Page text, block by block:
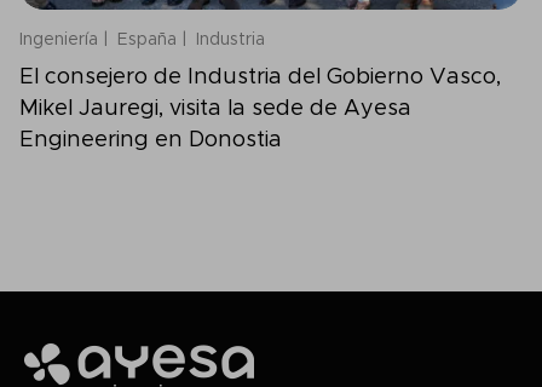
Ingeniería España Industria
El consejero de Industria del Gobierno Vasco,
Mikel Jauregi, visita la sede de Ayesa
Engineering en Donostia
Ayesa